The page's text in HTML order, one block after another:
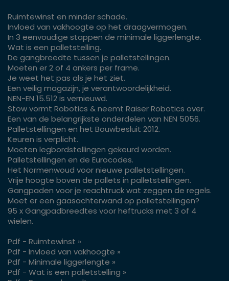
Ruimtewinst en minder schade.
Invloed van vakhoogte op het draagvermogen.
In 3 eenvoudige stappen de minimale liggerlengte.
Wat is een palletstelling.
De gangbreedte tussen je palletstellingen.
Moeten er 2 of 4 ankers per frame.
Je weet het pas als je het ziet.
Een veilig magazijn, je verantwoordelijkheid.
NEN-EN 15.512 is vernieuwd.
Stow vormt Robotics & neemt Raiser Robotics over.
Een van de belangrijkste onderdelen van NEN 5056.
Palletstellingen en het Bouwbesluit 2012.
Keuren is verplicht.
Moeten legbordstellingen gekeurd worden.
Palletstellingen en de Eurocodes.
Het Normenwoud voor nieuwe palletstellingen.
Vrije hoogte boven de pallets in palletstellingen.
Gangpaden voor je reachtruck wat zeggen de regels.
Moet er een gaasachterwand op palletstellingen?
95 x Gangpadbreedtes voor heftrucks met 3 of 4
wielen.
Pdf - Ruimtewinst »
Pdf - Invloed van vakhoogte »
Pdf - Minimale liggerlengte »
Pdf - Wat is een palletstelling »